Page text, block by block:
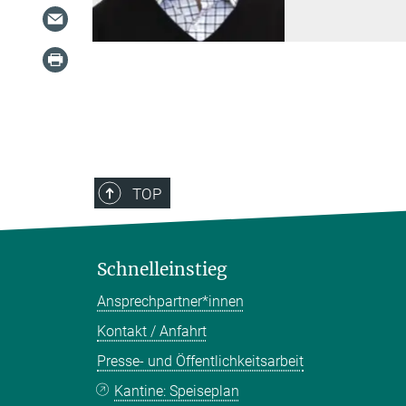
TOP
Schnelleinstieg
Ansprechpartner*innen
Kontakt / Anfahrt
Presse- und Öffentlichkeitsarbeit
Kantine: Speiseplan